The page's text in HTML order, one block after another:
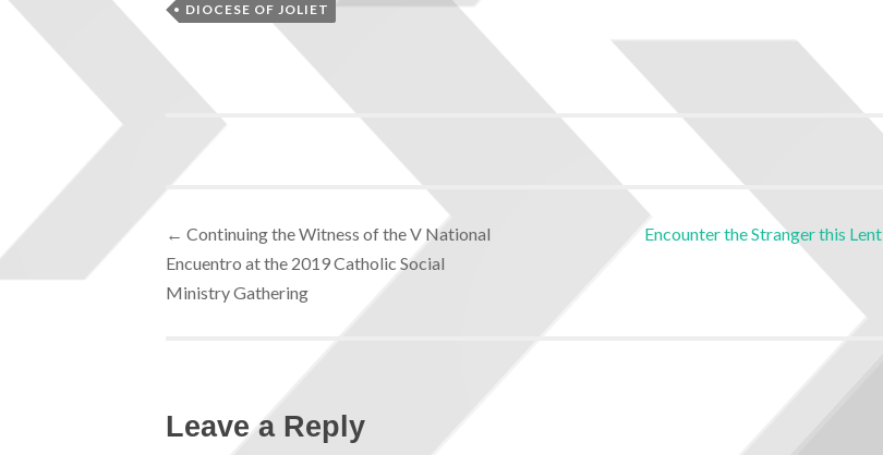
DIOCESE OF JOLIET
← Continuing the Witness of the V National
Encuentro at the 2019 Catholic Social
Ministry Gathering
Encounter the Stranger this Lent
Leave a Reply